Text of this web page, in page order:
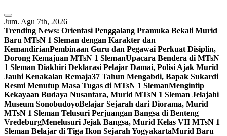
Jum. Agu 7th, 2026
Trending News: Orientasi Penggalang Pramuka Bekali Murid
Baru MTsN 1 Sleman dengan Karakter dan
KemandirianPembinaan Guru dan Pegawai Perkuat Disiplin,
Dorong Kemajuan MTsN 1 SlemanUpacara Bendera di MTsN
1 Sleman Diakhiri Deklarasi Pelajar Damai, Polisi Ajak Murid
Jauhi Kenakalan Remaja37 Tahun Mengabdi, Bapak Sukardi
Resmi Menutup Masa Tugas di MTsN 1 SlemanMengintip
Kekayaan Budaya Nusantara, Murid MTsN 1 Sleman Jelajahi
Museum SonobudoyoBelajar Sejarah dari Diorama, Murid
MTsN 1 Sleman Telusuri Perjuangan Bangsa di Benteng
VredeburgMenelusuri Jejak Bangsa, Murid Kelas VII MTsN 1
Sleman Belajar di Tiga Ikon Sejarah YogyakartaMurid Baru